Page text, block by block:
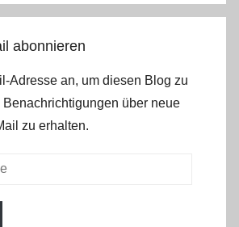
abonnieren
Adresse an, um diesen Blog zu
über neue
zu erhalten.